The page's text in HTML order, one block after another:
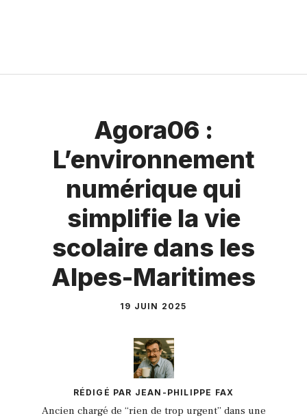
Agora06 :
L’environnement
numérique qui
simplifie la vie
scolaire dans les
Alpes-Maritimes
19 JUIN 2025
RÉDIGÉ PAR JEAN-PHILIPPE FAX
Ancien chargé de “rien de trop urgent” dans une